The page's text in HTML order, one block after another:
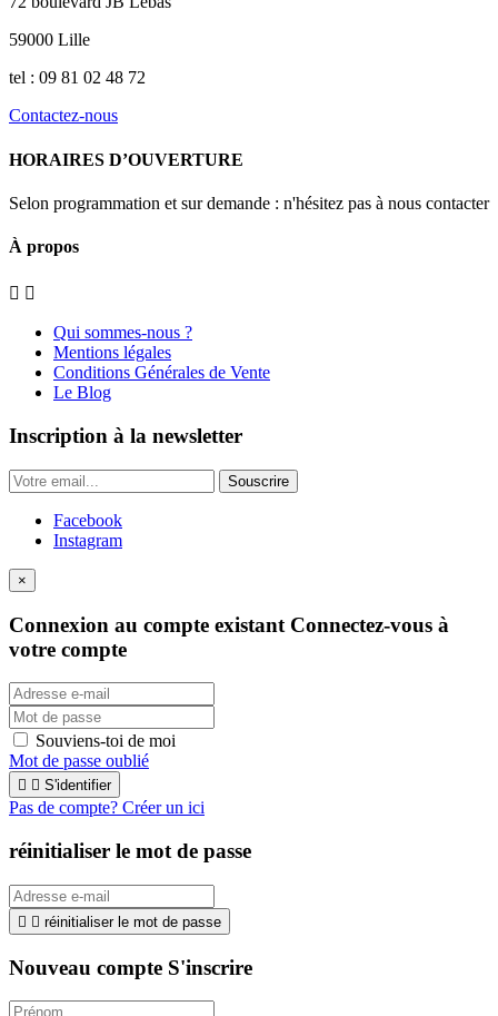
59000 Lille
tel : 09 81 02 48 72
Contactez-nous
HORAIRES D’OUVERTURE
Selon programmation et sur demande : n'hésitez pas à nous contacter
À propos
 
Qui sommes-nous ?
Mentions légales
Conditions Générales de Vente
Le Blog
Inscription à la newsletter
Souscrire
Facebook
Instagram
×
Connexion au compte existant Connectez-vous à
votre compte
Souviens-toi de moi
Mot de passe oublié
  S'identifier
Pas de compte? Créer un ici
réinitialiser le mot de passe
  réinitialiser le mot de passe
Nouveau compte S'inscrire